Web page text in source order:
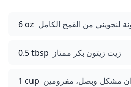
6 oz لنجويني من القمح الكامل
0.5 tbsp زيت زيتون بكر ممتاز
1 cup مشكل وبصل، مفرومين